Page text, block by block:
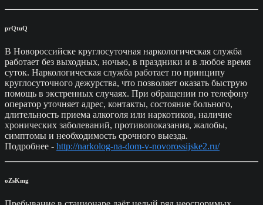
prQtuQ
В Новороссийске круглосуточная наркологическая служба
работает без выходных, ночью, в праздники и в любое время
суток. Наркологическая служба работает по принципу
круглосуточного дежурства, что позволяет оказать быструю
помощь в экстренных случаях. При обращении по телефону
оператор уточняет адрес, контакты, состояние больного,
длительность приема алкоголя или наркотиков, наличие
хронических заболеваний, противопоказания, жалобы,
симптомы и необходимость срочного выезда.
Подробнее - http://narkolog-na-dom-v-novorossijske2.ru/
oZsKmg